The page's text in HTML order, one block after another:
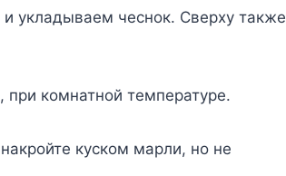
укладываем чеснок. Сверху также
комнатной температуре.
куском марли, но не